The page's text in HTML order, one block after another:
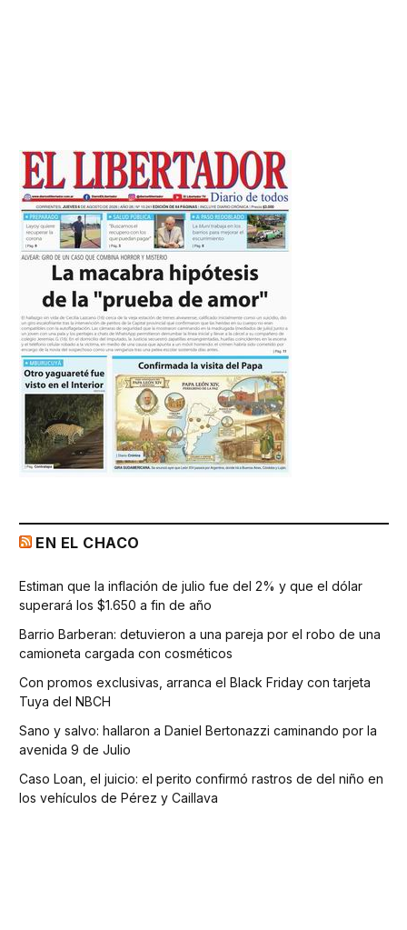
EN EL CHACO
Estiman que la inflación de julio fue del 2% y que el dólar
superará los $1.650 a fin de año
Barrio Barberan: detuvieron a una pareja por el robo de una
camioneta cargada con cosméticos
Con promos exclusivas, arranca el Black Friday con tarjeta
Tuya del NBCH
Sano y salvo: hallaron a Daniel Bertonazzi caminando por la
avenida 9 de Julio
Caso Loan, el juicio: el perito confirmó rastros de del niño en
los vehículos de Pérez y Caillava